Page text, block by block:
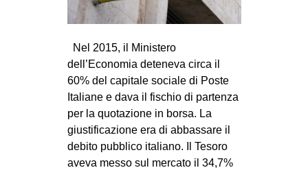
Nel 2015, il Ministero
dell’Economia deteneva circa il
60% del capitale sociale di Poste
Italiane e dava il fischio di partenza
per la quotazione in borsa. La
giustificazione era di abbassare il
debito pubblico italiano. Il Tesoro
aveva messo sul mercato il 34,7%